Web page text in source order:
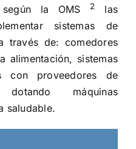
la OMS 2
las
sistemas de
través de: comedores
alimentación, sistemas
con proveedores de
máquinas
saludable.